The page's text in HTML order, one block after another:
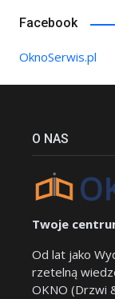
Facebook
OknoSerwis.pl
O NAS
Twoje
Od lat jako
rzetelną
OKNO (Drzwi